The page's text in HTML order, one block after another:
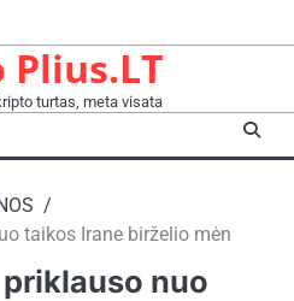
turtas, meta visata
taikos Irane birželio mėn
nuo